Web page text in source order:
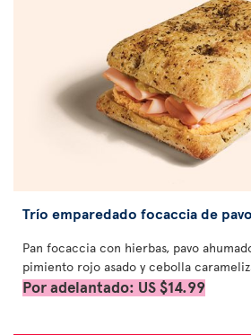
Trío emparedado focaccia de pavo
Pan focaccia con hierbas, pavo
pimiento rojo asado y cebolla
Por adelantado: US $14.99